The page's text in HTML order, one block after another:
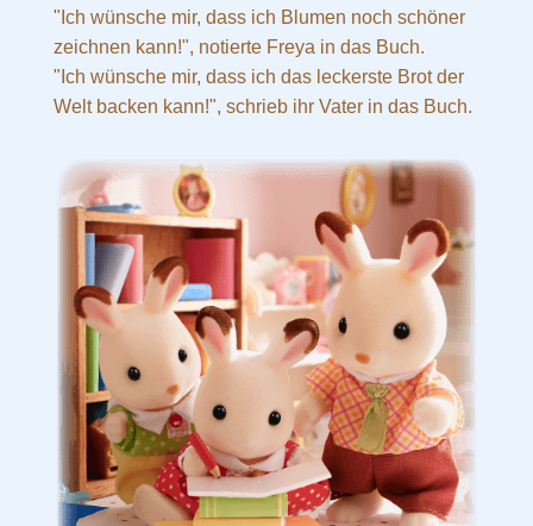
"Ich wünsche mir, dass ich Blumen noch schöner
zeichnen kann!", notierte Freya in das Buch.
"Ich wünsche mir, dass ich das leckerste Brot der
Welt backen kann!", schrieb ihr Vater in das Buch.